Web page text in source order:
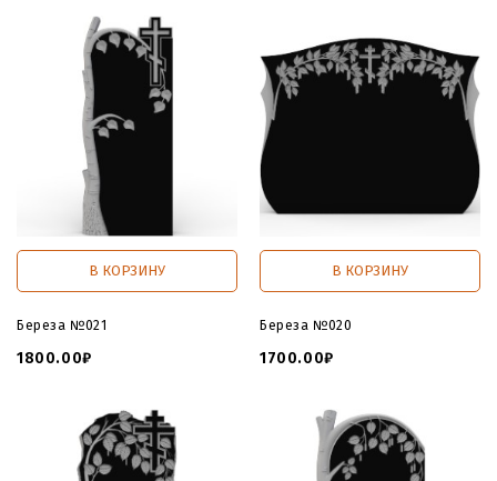
В КОРЗИНУ
Береза №021
1800.00₽
В КОРЗИНУ
Береза №020
1700.00₽